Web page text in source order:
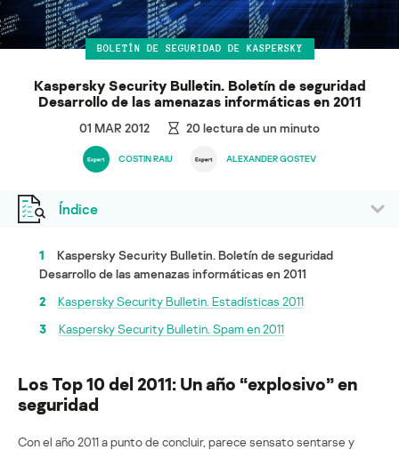
BOLETÍN DE SEGURIDAD DE KASPERSKY
Kaspersky Security Bulletin. Boletín de seguridad
Desarrollo de las amenazas informáticas en 2011
01 MAR 2012 20lectura de un minuto
COSTIN RAIU ALEXANDER GOSTEV
Índice
1
Kaspersky Security Bulletin. Boletín de seguridad
Desarrollo de las amenazas informáticas en 2011
2
Kaspersky Security Bulletin. Estadísticas 2011
3
Kaspersky Security Bulletin. Spam en 2011
Los Top 10 del 2011: Un año “explosivo” en
seguridad
Con el año 2011 a punto de concluir, parece sensato sentarse y